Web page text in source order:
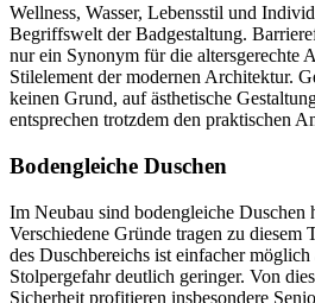
Wellness, Wasser, Lebensstil und
Begriffswelt der Badgestaltung.
nur ein Synonym für die altersgerechte
Stilelement der modernen Architektur.
keinen Grund, auf ästhetische
entsprechen trotzdem den praktischen
Bodengleiche Duschen
Im Neubau sind bodengleiche Duschen
Verschiedene Gründe tragen zu diesem
des Duschbereichs ist einfacher
Stolpergefahr deutlich geringer. Von
Sicherheit profitieren insbesondere